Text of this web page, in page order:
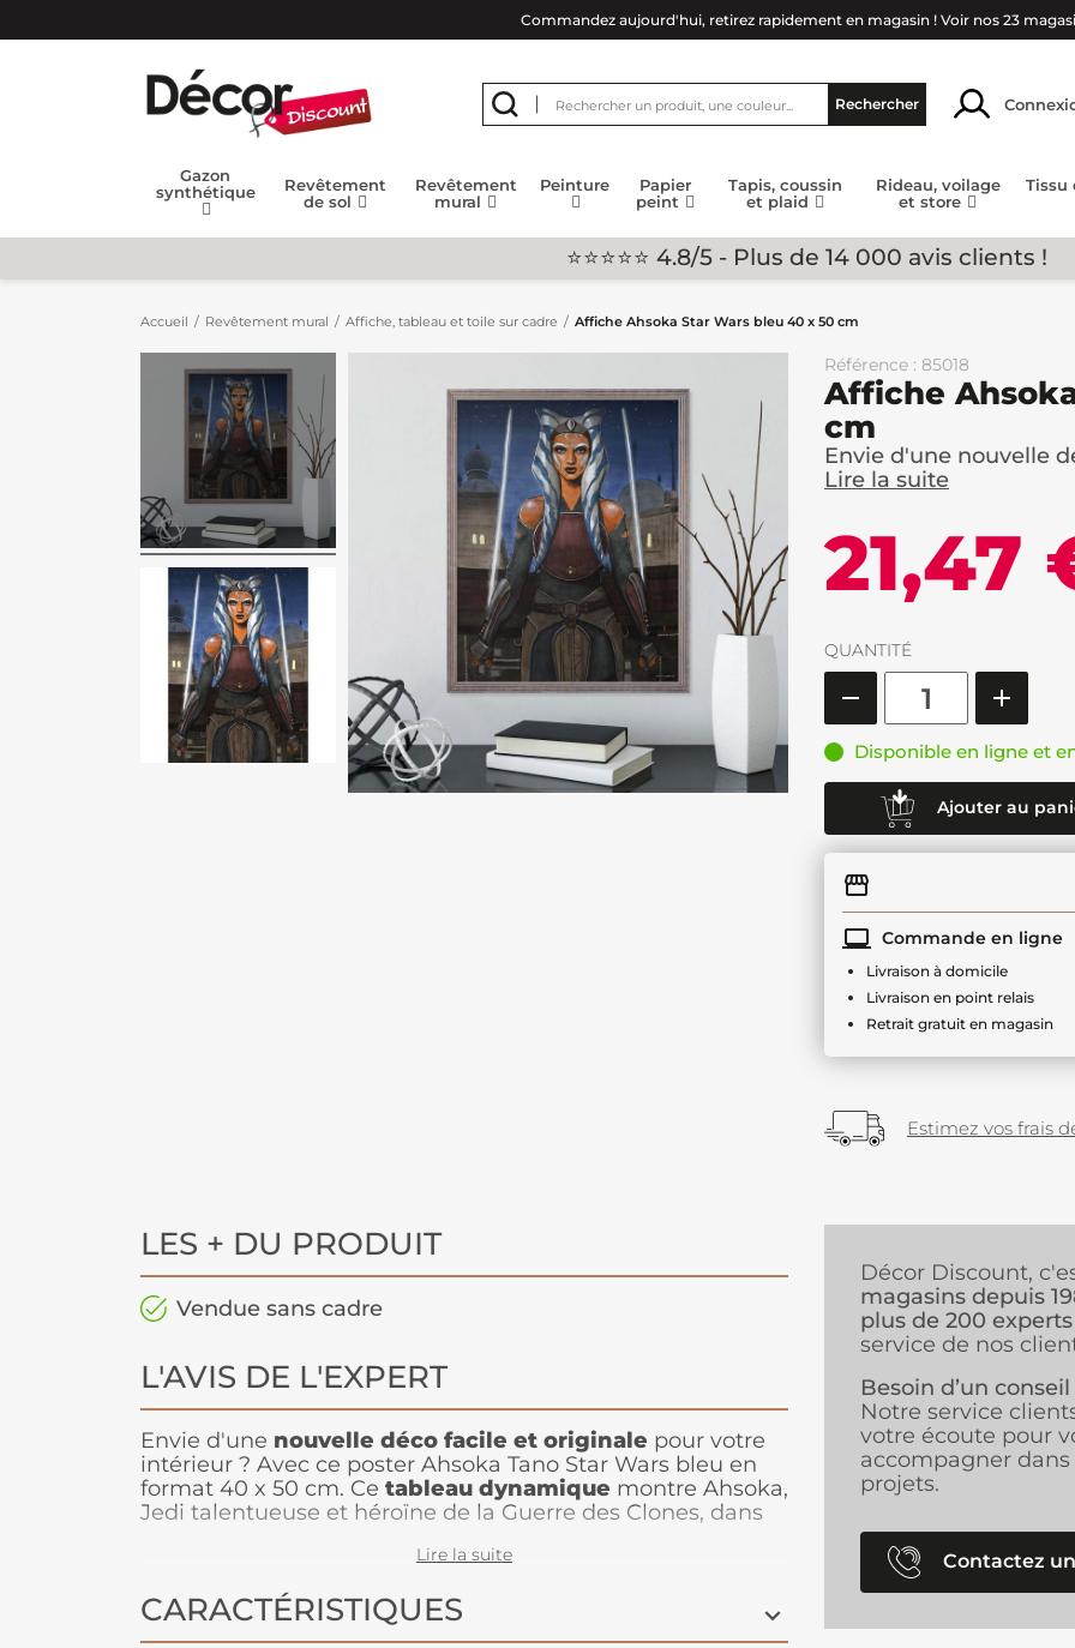
Commandez aujourd'hui, retirez rapidement en magasin ! Voir nos 23
Rechercher
Gazon
synthétique
Revêtement
de sol
Revêtement
mural
Peinture
Papier
peint
Tapis, coussin
et plaid
Rideau, voilage
et store
Tissu
⭐⭐⭐⭐⭐ 4.8/5 - Plus de 14 000 avis clients !
Accueil Revêtement mural Affiche, tableau et toile sur cadre Affiche Ahsoka Star Wars bleu 40 x 50 cm
Référence : 85018
Affiche
cm
Envie d'une nouvelle
Lire la suite
21,47
QUANTITÉ
Disponible en ligne et
Ajouter au
Commande en ligne
Livraison à domicile
Livraison en point relais
Retrait gratuit en magasin
Estimez vos frais
LES + DU PRODUIT
Vendue sans cadre
L'AVIS DE L'EXPERT
Envie d'une nouvelle déco facile et originale pour votre
intérieur ? Avec ce poster Ahsoka Tano Star Wars bleu en
format 40 x 50 cm. Ce tableau dynamique montre Ahsoka,
Jedi talentueuse et héroïne de la Guerre des Clones, dans
prix abordable, ce poster est parfait pour personnaliser une
d’inspiration à votredécoration
idéal pour les fans
qui veulent afficher leur admiration pour
Lire la suite
CARACTÉRISTIQUES
Décor Discount,
magasins depuis
plus de 200 experts
service de nos
Besoin d’un
Notre service
votre écoute pour
accompagner dans
projets.
Contactez